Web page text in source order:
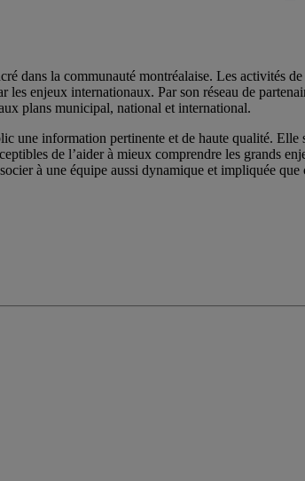
dans la communauté montréalaise. Les activités
enjeux internationaux. Par son réseau de
plans municipal, national et international.
information pertinente et de haute qualité. Elle
de l’aider à mieux comprendre les grands
à une équipe aussi dynamique et impliquée que